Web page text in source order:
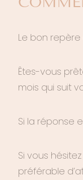
Le bon repère
Êtes-vous
mois qui suit
Si la réponse
Si vous
préférable